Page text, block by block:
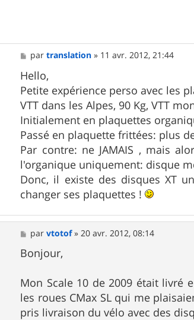
M
e
s
s
a
g
e
partranslation » 11 avr. 2012, 21:44
Hello,
Petite expérience perso avec les
VTT dans les Alpes, 90 Kg, VTT
Initialement en plaquettes
Passé en plaquette frittées: plus
Par contre: ne JAMAIS , mais
l'organique uniquement: disque
Donc, il existe des disques XT
changer ses plaquettes !
M
e
s
s
g
e
parvtotof» 20 avr. 2012, 08:14
Bonjour,
Mon Scale 10 de 2009 était livré
les roues CMax SL qui me
pris livraison du vélo avec des